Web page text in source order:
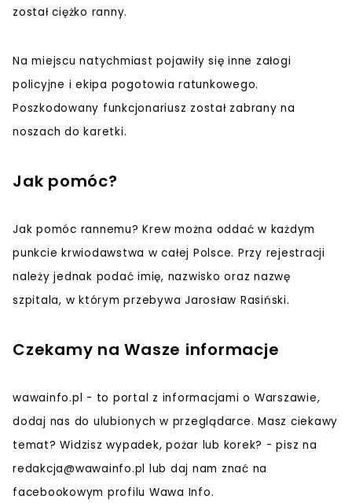
został ciężko ranny.
Na miejscu natychmiast pojawiły się inne załogi
policyjne i ekipa pogotowia ratunkowego.
Poszkodowany funkcjonariusz został zabrany na
noszach do karetki.
Jak pomóc?
Jak pomóc rannemu? Krew można oddać w każdym
punkcie krwiodawstwa w całej Polsce. Przy rejestracji
należy jednak podać imię, nazwisko oraz nazwę
szpitala, w którym przebywa Jarosław Rasiński.
Czekamy na Wasze informacje
wawainfo.pl - to portal z informacjami o Warszawie,
dodaj nas do ulubionych w przeglądarce. Masz ciekawy
temat? Widzisz wypadek, pożar lub korek? - pisz na
redakcja@wawainfo.pl lub daj nam znać na
facebookowym profilu Wawa Info.